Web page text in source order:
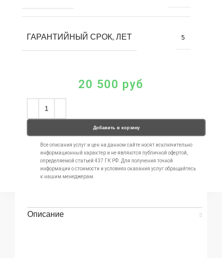
ГАРАНТИЙНЫЙ СРОК, ЛЕТ 5
20 500 руб
Добавить в корзину
Все описания услуг и цен на данном сайте носят исключительно
информационный характер и не являются публичной офертой,
определяемой статьей 437 ГК РФ. Для получения точной
информации о стоимости и условиях оказания услуг обращайтесь
к нашим менеджерам.
Описание